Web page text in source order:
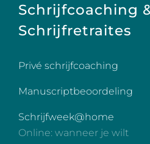
Schrijfcoaching
Schrijfretraites
Privé schrijfcoaching
Manuscriptbeoordeling
Schrijfweek@home
Online: wanneer je wilt